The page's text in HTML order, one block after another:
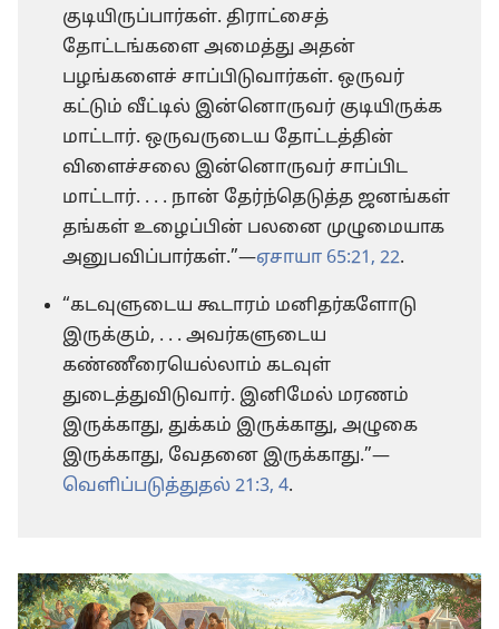
குடியிருப்பார்கள். திராட்சைத்
தோட்டங்களை அமைத்து அதன்
பழங்களைச் சாப்பிடுவார்கள். ஒருவர்
கட்டும் வீட்டில் இன்னொருவர் குடியிருக்க
மாட்டார். ஒருவருடைய தோட்டத்தின்
விளைச்சலை இன்னொருவர் சாப்பிட
மாட்டார். . . . நான் தேர்ந்தெடுத்த ஜனங்கள்
தங்கள் உழைப்பின் பலனை முழுமையாக
அனுபவிப்பார்கள்.”—ஏசாயா 65:21, 22.
“கடவுளுடைய கூடாரம் மனிதர்களோடு
இருக்கும், . . . அவர்களுடைய
கண்ணீரையெல்லாம் கடவுள்
துடைத்துவிடுவார். இனிமேல் மரணம்
இருக்காது, துக்கம் இருக்காது, அழுகை
இருக்காது, வேதனை இருக்காது.”—
வெளிப்படுத்துதல் 21:3, 4.